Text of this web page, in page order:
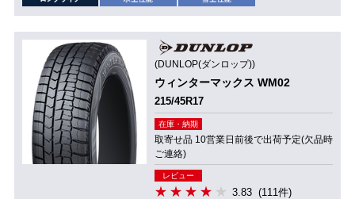
(DUNLOP(ダンロップ))
ウィンターマックス WM02
215/45R17
在庫・納期
取寄せ品 10営業日前後で出荷予定(欠品時
ご連絡)
レビュー
3.83 (111件)